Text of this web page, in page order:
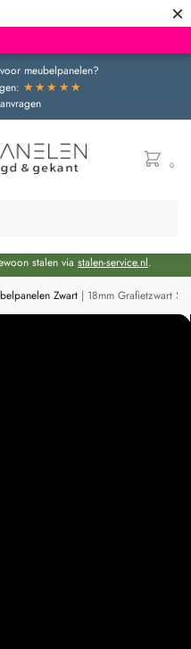
×
meubelpanelen?
★★★★★
0
extra levertijd van circa 3 weken
stalen via stalen-service.nl.
Zwart | 18mm Grafietzwart